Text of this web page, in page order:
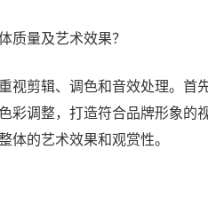
质量及艺术效果？
视剪辑、调色和音效处理。首
彩调整，打造符合品牌形象的
体的艺术效果和观赏性。